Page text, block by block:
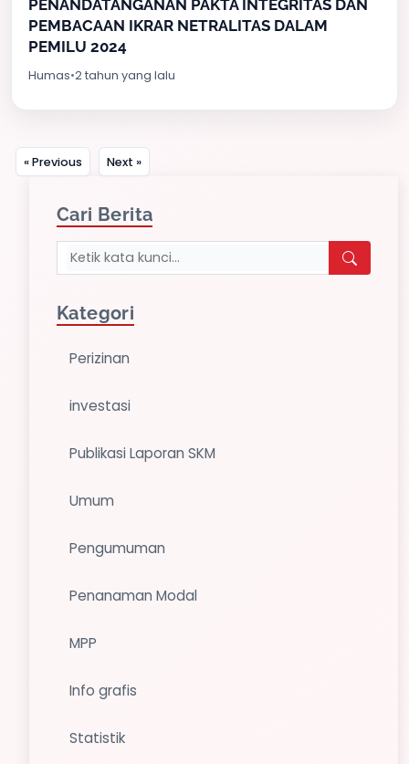
PENANDATANGANAN PAKTA INTEGRITAS DAN
PEMBACAAN IKRAR NETRALITAS DALAM
PEMILU 2024
Humas•2 tahun yang lalu
« Previous Next »
Cari Berita
Kategori
Perizinan
investasi
Publikasi Laporan SKM
Umum
Pengumuman
Penanaman Modal
MPP
Info grafis
Statistik